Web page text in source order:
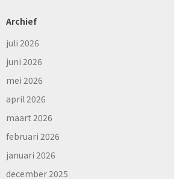
Archief
juli 2026
juni 2026
mei 2026
april 2026
maart 2026
februari 2026
januari 2026
december 2025